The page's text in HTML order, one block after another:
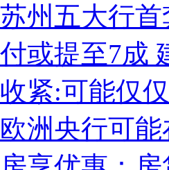
州五大行
或提至7成
紧:可能仅
洲央行可